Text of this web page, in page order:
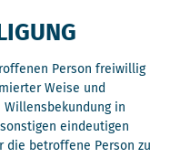
Person freiwillig
Weise und
in
eindeutigen
die betroffene Person zu